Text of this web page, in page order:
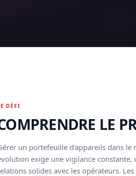
DÉFI
LE
un portefeuille d'appareils dans le
exige une vigilance constante,
solides avec les opérateurs.